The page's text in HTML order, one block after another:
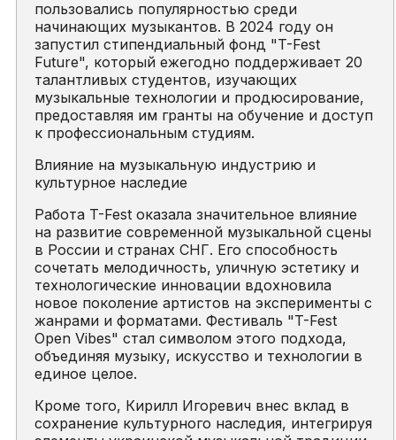
пользовались популярностью среди
начинающих музыкантов. В 2024 году он
запустил стипендиальный фонд "T-Fest
Future", который ежегодно поддерживает 20
талантливых студентов, изучающих
музыкальные технологии и продюсирование,
предоставляя им гранты на обучение и доступ
к профессиональным студиям.
Влияние на музыкальную индустрию и
культурное наследие
Работа T-Fest оказала значительное влияние
на развитие современной музыкальной сцены
в России и странах СНГ. Его способность
сочетать мелодичность, уличную эстетику и
технологические инновации вдохновила
новое поколение артистов на эксперименты с
жанрами и форматами. Фестиваль "T-Fest
Open Vibes" стал символом этого подхода,
объединяя музыку, искусство и технологии в
единое целое.
Кроме того, Кирилл Игоревич внес вклад в
сохранение культурного наследия, интегрируя